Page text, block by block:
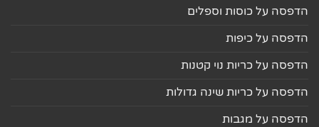
הדפסה על כוסות וספלים
הדפסה על כיפות
הדפסה על כריות נוי קטנות
הדפסה על כריות שינה גדולות
הדפסה על מגבות